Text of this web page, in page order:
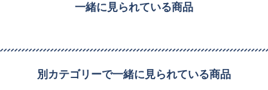
一緒に見られている商品
別カテゴリーで一緒に見られている商品